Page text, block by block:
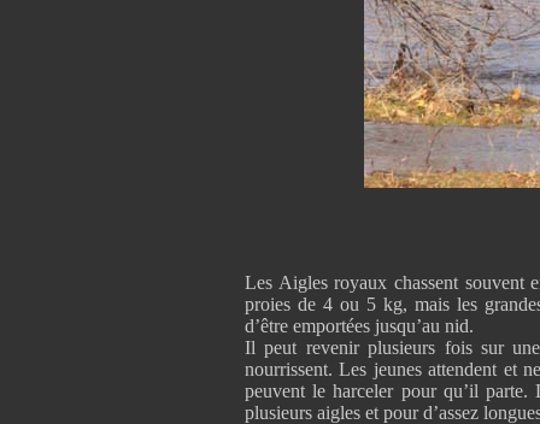
Les Aigles royaux chassent souvent
proies de 4 ou 5 kg, mais les
d’être emportées jusqu’au nid.
Il peut revenir plusieurs fois sur
nourrissent. Les jeunes attendent et
peuvent le harceler pour qu’il
plusieurs aigles et pour d’assez